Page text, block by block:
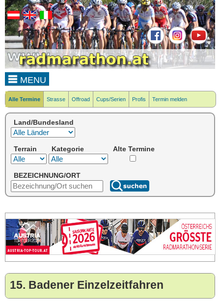
MENU
Alle Termine Strasse Offroad Cups/Serien Profis Termin melden
Land/Bundesland
Terrain Kategorie Alte Termine
BEZEICHNUNG/ORT
15. Badener Einzelzeitfahren